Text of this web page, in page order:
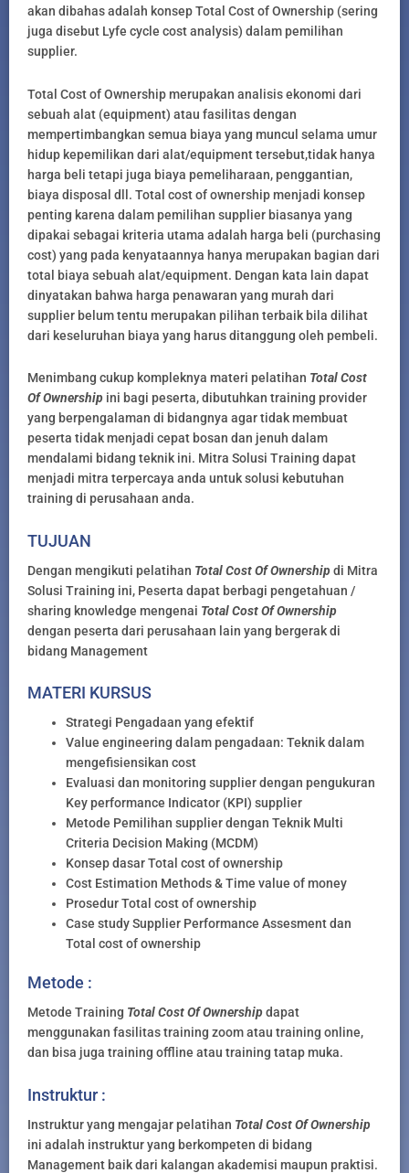
akan dibahas adalah konsep Total Cost of Ownership (sering
juga disebut Lyfe cycle cost analysis) dalam pemilihan
supplier.
Total Cost of Ownership merupakan analisis ekonomi dari
sebuah alat (equipment) atau fasilitas dengan
mempertimbangkan semua biaya yang muncul selama umur
hidup kepemilikan dari alat/equipment tersebut,tidak hanya
harga beli tetapi juga biaya pemeliharaan, penggantian,
biaya disposal dll. Total cost of ownership menjadi konsep
penting karena dalam pemilihan supplier biasanya yang
dipakai sebagai kriteria utama adalah harga beli (purchasing
cost) yang pada kenyataannya hanya merupakan bagian dari
total biaya sebuah alat/equipment. Dengan kata lain dapat
dinyatakan bahwa harga penawaran yang murah dari
supplier belum tentu merupakan pilihan terbaik bila dilihat
dari keseluruhan biaya yang harus ditanggung oleh pembeli.
Menimbang cukup kompleknya materi pelatihan Total Cost
Of Ownership ini bagi peserta, dibutuhkan training provider
yang berpengalaman di bidangnya agar tidak membuat
peserta tidak menjadi cepat bosan dan jenuh dalam
mendalami bidang teknik ini. Mitra Solusi Training dapat
menjadi mitra terpercaya anda untuk solusi kebutuhan
training di perusahaan anda.
TUJUAN
Dengan mengikuti pelatihan Total Cost Of Ownershipdi Mitra
Solusi Training ini, Peserta dapat berbagi pengetahuan /
sharing knowledge mengenai Total Cost Of Ownership
dengan peserta dari perusahaan lain yang bergerak di
bidang Management
MATERI KURSUS
Strategi Pengadaan yang efektif
Value engineering dalam pengadaan: Teknik dalam
mengefisiensikan cost
Evaluasi dan monitoring supplier dengan pengukuran
Key performance Indicator (KPI) supplier
Metode Pemilihan supplier dengan Teknik Multi
Criteria Decision Making (MCDM)
Konsep dasar Total cost of ownership
Cost Estimation Methods & Time value of money
Prosedur Total cost of ownership
Case study Supplier Performance Assesment dan
Total cost of ownership
Metode :
Metode Training Total Cost Of Ownershipdapat
menggunakan fasilitas training zoom atau training online,
dan bisa juga training offline atau training tatap muka.
Instruktur :
Instruktur yang mengajar pelatihan Total Cost Of Ownership
ini adalah instruktur yang berkompeten di bidang
Management baik dari kalangan akademisi maupun praktisi.